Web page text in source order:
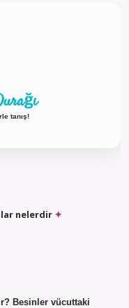
tanış!
nelerdir
Besinler vücuttaki